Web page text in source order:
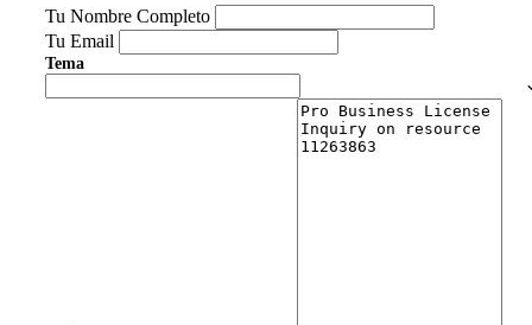
Tu Nombre Completo
Tu Email
Tema